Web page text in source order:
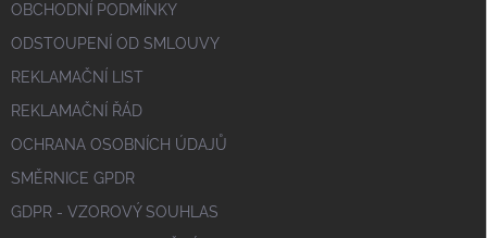
OBCHODNÍ PODMÍNKY
ODSTOUPENÍ OD SMLOUVY
REKLAMAČNÍ LIST
REKLAMAČNÍ ŘÁD
OCHRANA OSOBNÍCH ÚDAJŮ
SMĚRNICE GPDR
GDPR - VZOROVÝ SOUHLAS